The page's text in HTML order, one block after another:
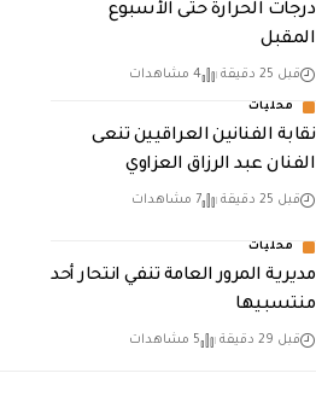
درجات الحرارة حتى الأسبوع
المقبل
قبل 25 دقيقة 4 مشاهدات
محليات
نقابة الفنانين العراقيين تنعى
الفنان عبد الرزاق العزاوي
قبل 25 دقيقة 7 مشاهدات
محليات
مديرية المرور العامة تنفي انتحار أحد
منتسبيها
قبل 29 دقيقة 5 مشاهدات